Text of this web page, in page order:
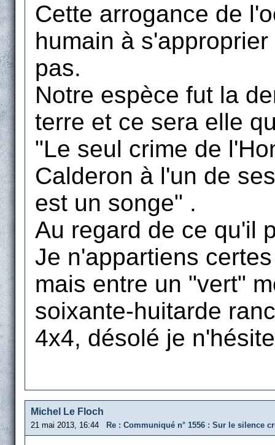
Cette arrogance de
humain à
pas.
Notre espèce fut la
terre et ce sera elle
"Le seul crime de
Calderon à l'un de
est un songe" .
Au regard de ce qu'il
Je n'appartiens
mais entre un "vert"
soixante-huitarde
4x4, désolé je
Michel Le Floch
21 mai 2013, 16:44 Re : Communiqué n° 1556 : Sur le silence